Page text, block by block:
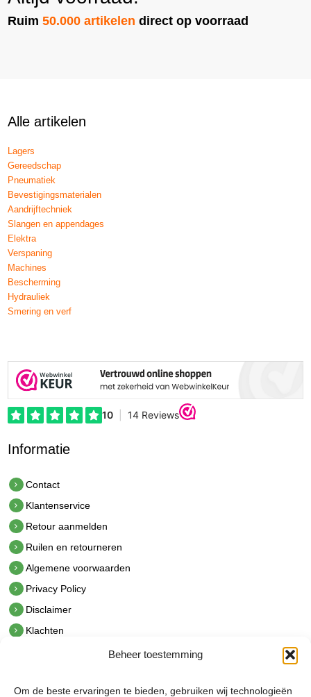
Beheer toestemming
Om de beste ervaringen te bieden, gebruiken wij technologieën
Ruim50.000 artikelen direct op voorraad
Alle artikelen
Lagers
Gereedschap
Pneumatiek
Bevestigingsmaterialen
Aandrijftechniek
Slangen en appendages
Elektra
Verspaning
Machines
Bescherming
Hydrauliek
Smering en verf
Informatie
Contact
Klantenservice
Retour aanmelden
Ruilen en retourneren
Algemene voorwaarden
Privacy Policy
Disclaimer
Klachten
hetindustriehuis B.V.